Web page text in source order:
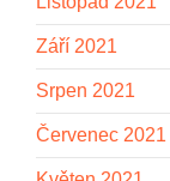
Září 2021
Srpen 2021
Červenec 2021